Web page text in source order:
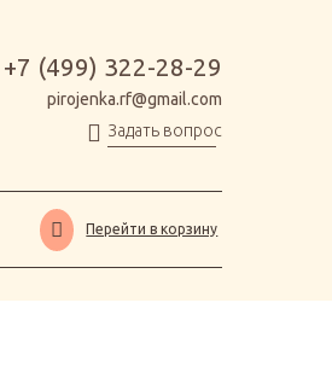
+7 (499) 322-28-29
pirojenka.rf@gmail.com
Задать вопрос
Перейти в корзину